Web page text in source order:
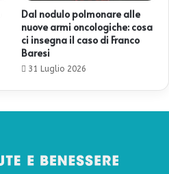
Dal nodulo polmonare alle
nuove armi oncologiche: cosa
ci insegna il caso di Franco
Baresi
31 Luglio 2026